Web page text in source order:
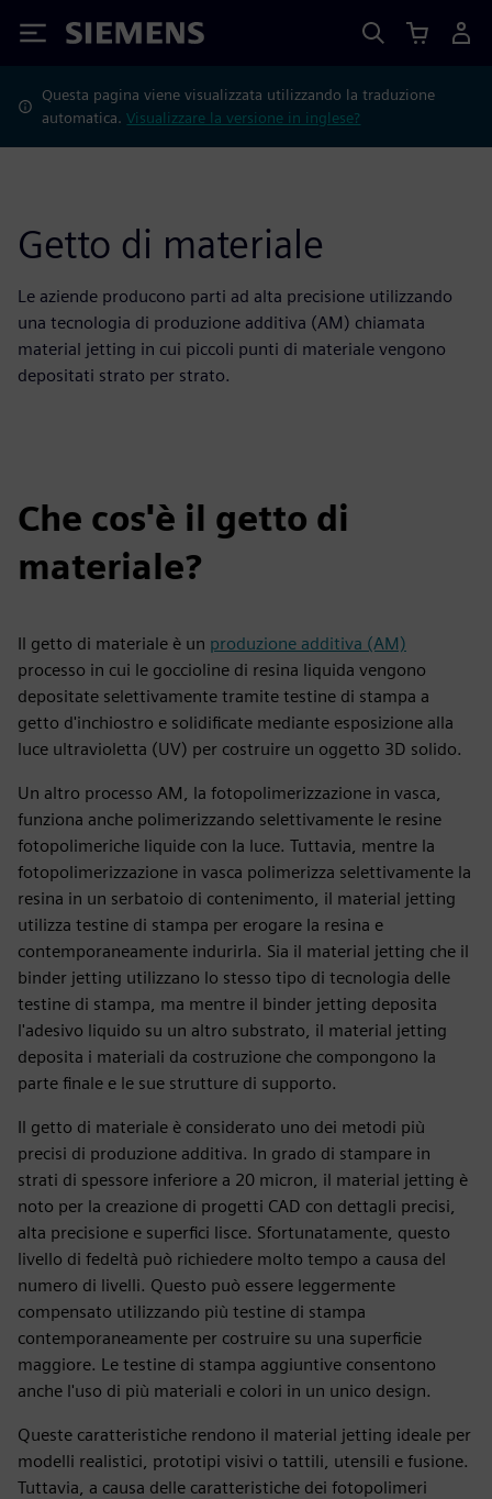
Siemens
Questa pagina viene visualizzata utilizzando la traduzione
automatica.Visualizzare la versione in inglese?
Getto di materiale
Le aziende producono parti ad alta precisione utilizzando
una tecnologia di produzione additiva (AM) chiamata
material jetting in cui piccoli punti di materiale vengono
depositati strato per strato.
Che cos'è il getto di
materiale?
Il getto di materiale è un produzione additiva (AM)
processo in cui le goccioline di resina liquida vengono
depositate selettivamente tramite testine di stampa a
getto d'inchiostro e solidificate mediante esposizione alla
luce ultravioletta (UV) per costruire un oggetto 3D solido.
Un altro processo AM, la fotopolimerizzazione in vasca,
funziona anche polimerizzando selettivamente le resine
fotopolimeriche liquide con la luce. Tuttavia, mentre la
fotopolimerizzazione in vasca polimerizza selettivamente la
resina in un serbatoio di contenimento, il material jetting
utilizza testine di stampa per erogare la resina e
contemporaneamente indurirla. Sia il material jetting che il
binder jetting utilizzano lo stesso tipo di tecnologia delle
testine di stampa, ma mentre il binder jetting deposita
l'adesivo liquido su un altro substrato, il material jetting
deposita i materiali da costruzione che compongono la
parte finale e le sue strutture di supporto.
Il getto di materiale è considerato uno dei metodi più
precisi di produzione additiva. In grado di stampare in
strati di spessore inferiore a 20 micron, il material jetting è
noto per la creazione di progetti CAD con dettagli precisi,
alta precisione e superfici lisce. Sfortunatamente, questo
livello di fedeltà può richiedere molto tempo a causa del
numero di livelli. Questo può essere leggermente
compensato utilizzando più testine di stampa
contemporaneamente per costruire su una superficie
maggiore. Le testine di stampa aggiuntive consentono
anche l'uso di più materiali e colori in un unico design.
Queste caratteristiche rendono il material jetting ideale per
modelli realistici, prototipi visivi o tattili, utensili e fusione.
Tuttavia, a causa delle caratteristiche dei fotopolimeri